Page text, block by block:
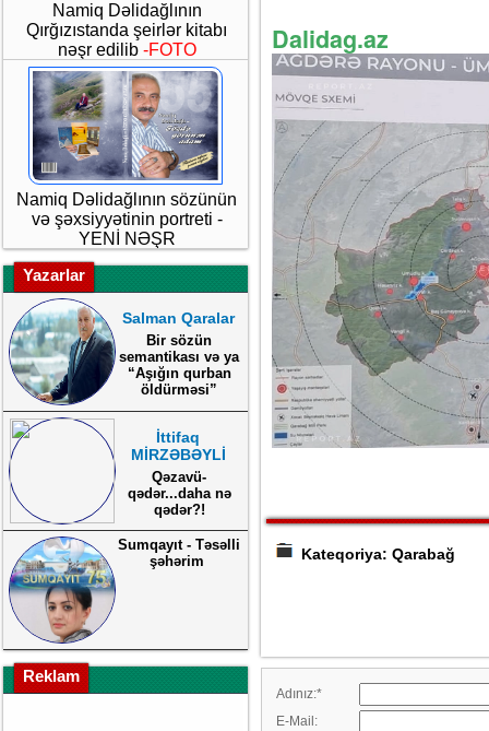
Namiq Dəlidağlının
Qırğızıstanda şeirlər kitabı
nəşr edilib -FOTO
Namiq Dəlidağlının sözünün
və şəxsiyyətinin portreti -
YENİ NƏŞR
Yazarlar
Salman Qaralar
Bir sözün
semantikası və ya
“Aşığın qurban
öldürməsi”
İttifaq
MİRZƏBƏYLİ
Qəzavü-
qədər...daha nə
qədər?!
Sumqayıt - Təsəlli
şəhərim
Reklam
Dalidag.az
Kateqoriya: Qarabağ
Adınız:*
E-Mail: